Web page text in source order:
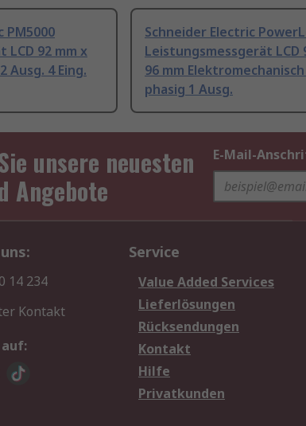
PM5000
LCD 92 mm x
Ausg. 4 Eing.
Schneider Electric
Leistungsmessgerät LCD
96 mm
phasig 1 Ausg.
unsere neuesten
Angebote
E-Mail-
14 234
Kontakt
auf:
Service
Value Added Services
Lieferlösungen
Rücksendungen
Kontakt
Hilfe
Privatkunden